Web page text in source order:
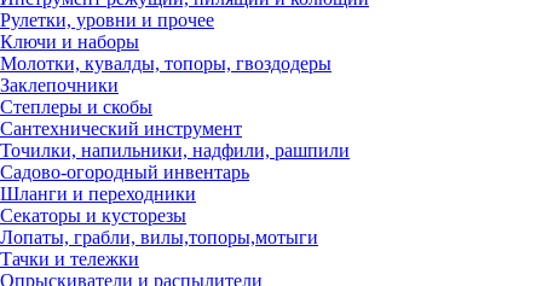
Рулетки, уровни и прочее
Ключи и наборы
Молотки, кувалды, топоры, гвоздодеры
Заклепочники
Степлеры и скобы
Сантехнический инструмент
Точилки, напильники, надфили, рашпили
Садово-огородный инвентарь
Шланги и переходники
Секаторы и кусторезы
Лопаты, грабли, вилы,топоры,мотыги
Тачки и тележки
Опрыскиватели и распылители